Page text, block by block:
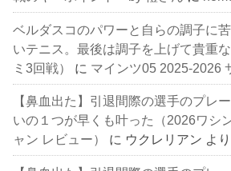
ベルダスコのパワーと自らの調子に
いテニス。最後は調子を上げて貴重
ミ3回戦）
に マインツ05 2025-2026
【鼻血出た】引退間際の選手のプレ
いの１つが早くも叶った（2026ワシ
ャン レビュー）
に ウクレリアン より